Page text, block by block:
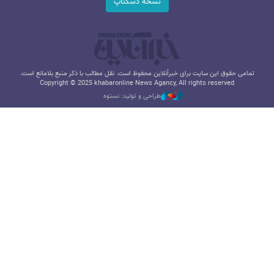
تمامی حقوق این سایت برای خبرآنلاین محفوظ است. نقل مطالب با ذکر منبع بلامانع است.
Copyright © 2025 khabaronline News Agancy, All rights reserved
طراحی و تولید: نستوه